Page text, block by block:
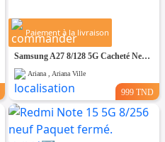
Paiement à la livraison
Samsung A27 8/128 5G Cacheté Neuf paquet fermé # validé ✔️
Ariana , Ariana Ville
999 TND